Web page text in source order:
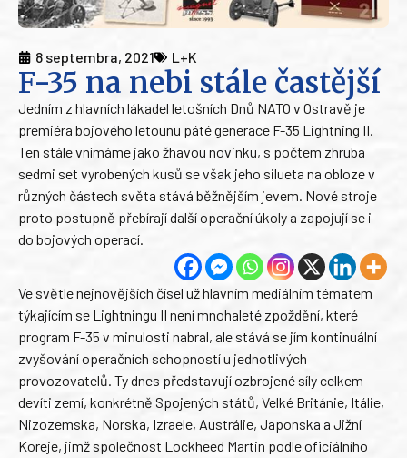
8 septembra, 2021 L+K
F-35 na nebi stále častější
Jedním z hlavních lákadel letošních Dnů NATO v Ostravě je
premiéra bojového letounu páté generace F-35 Lightning II.
Ten stále vnímáme jako žhavou novinku, s počtem zhruba
sedmi set vyrobených kusů se však jeho silueta na obloze v
různých částech světa stává běžnějším jevem. Nové stroje
proto postupně přebírají další operační úkoly a zapojují se i
do bojových operací.
Ve světle nejnovějších čísel už hlavním mediálním tématem
týkajícím se Lightningu II není mnohaleté zpoždění, které
program F-35 v minulosti nabral, ale stává se jím kontinuální
zvyšování operačních schopností u jednotlivých
provozovatelů. Ty dnes představují ozbrojené síly celkem
devíti zemí, konkrétně Spojených států, Velké Británie, Itálie,
Nizozemska, Norska, Izraele, Austrálie, Japonska a Jižní
Koreje, jimž společnost Lockheed Martin podle oficiálního